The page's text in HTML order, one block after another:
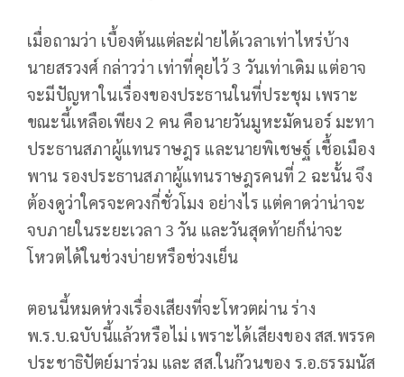
เมื่อถามว่า เบื้องต้นแต่ละฝ่ายได้เวลาเท่าไหร่บ้าง
นายสรวงศ์ กล่าวว่า เท่าที่คุยไว้ 3 วันเท่าเดิม แต่อาจ
จะมีปัญหาในเรื่องของประธานในที่ประชุม เพราะ
ขณะนี้เหลือเพียง 2 คน คือนายวันมูหะมัดนอร์ มะทา
ประธานสภาผู้แทนราษฎร และนายพิเชษฐ์ เชื้อเมือง
พาน รองประธานสภาผู้แทนราษฎรคนที่ 2 ฉะนั้น จึง
ต้องดูว่าใครจะควงกี่ชั่วโมง อย่างไร แต่คาดว่าน่าจะ
จบภายในระยะเวลา 3 วัน และวันสุดท้ายก็น่าจะ
โหวตได้ในช่วงบ่ายหรือช่วงเย็น
ตอนนี้หมดห่วงเรื่องเสียงที่จะโหวตผ่าน ร่าง
พ.ร.บ.ฉบับนี้แล้วหรือไม่ เพราะได้เสียงของ สส.พรรค
ประชาธิปัตย์มาร่วม และ สส.ในก๊วนของ ร.อ.ธรรมนัส